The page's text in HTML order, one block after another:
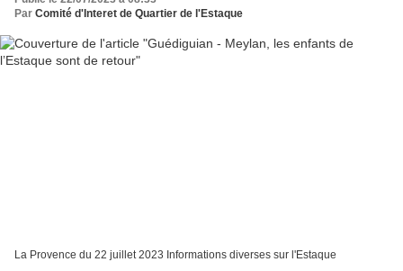
Par Comité d'Interet de Quartier de l'Estaque
La Provence du 22 juillet 2023 Informations diverses sur l'Estaque